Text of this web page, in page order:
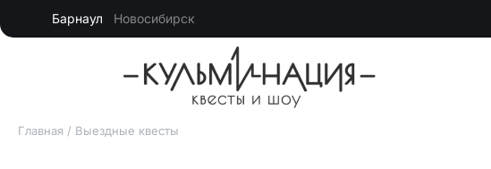
Барнаул Новосибирск
Главная / Выездные квесты